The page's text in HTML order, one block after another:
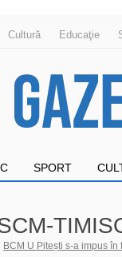
Cultură Educaţie
SPORT
BCM U Pitești s-a impus